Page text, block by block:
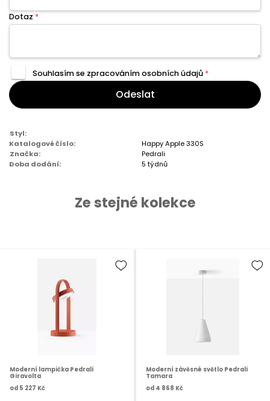
Dotaz *
Souhlasím se zpracovánímosobních údajů *
Odeslat
Styl:
Katalogové číslo:
Happy Apple 330S
Značka:
Pedrali
Doba dodání:
5 týdnů
Ze stejné kolekce
Moderní lampička Pedrali
Giravolta
od 5 227 Kč
Moderní závěsné světlo Pedrali
Tamara
od 4 868 Kč